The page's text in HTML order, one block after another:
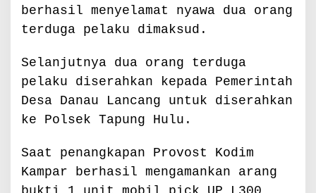
berhasil menyelamat nyawa dua orang
terduga pelaku dimaksud.
Selanjutnya dua orang terduga
pelaku diserahkan kepada Pemerintah
Desa Danau Lancang untuk diserahkan
ke Polsek Tapung Hulu.
Saat penangkapan Provost Kodim
Kampar berhasil mengamankan arang